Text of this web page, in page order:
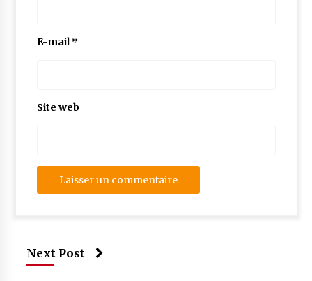
E-mail*
Site web
Next Post